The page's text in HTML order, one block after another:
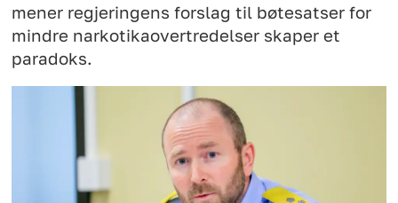
mener regjeringens forslag til bøtesatser for
mindre narkotikaovertredelser skaper et
paradoks.